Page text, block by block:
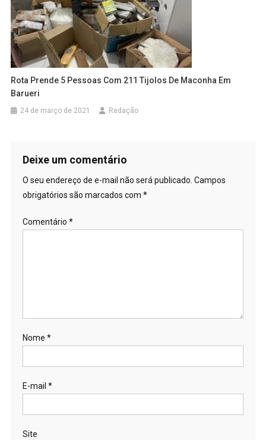
Rota Prende 5 Pessoas Com 211 Tijolos De Maconha Em
Barueri
24 de março de 2021 Redação
Deixe um comentário
O seu endereço de e-mail não será publicado. Campos
obrigatórios são marcados com *
Comentário *
Nome *
E-mail *
Site